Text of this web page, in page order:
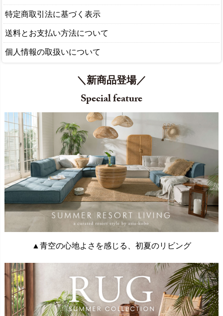
特定商取引法に基づく表示
送料とお支払い方法について
個人情報の取扱いについて
＼新商品登場／
Special feature
▲青空の心地よさを感じる、初夏のリビング